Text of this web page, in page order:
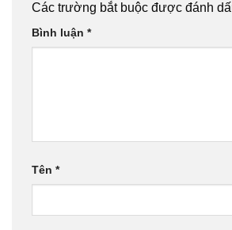
Các trường bắt buộc được đánh
Bình luận *
Tên *